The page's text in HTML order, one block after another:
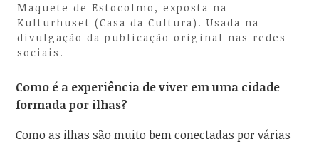
Maquete de Estocolmo, exposta na
Kulturhuset (Casa da Cultura). Usada na
divulgação da publicação original nas redes
sociais.
Como é a experiência de viver em uma cidade
formada por ilhas?
Como as ilhas são muito bem conectadas por várias